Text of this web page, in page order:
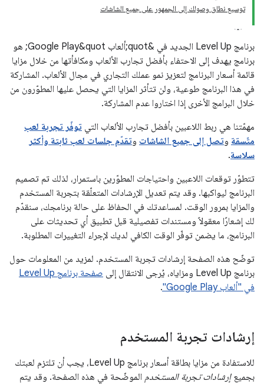
توسيع نطاق وصولك إلى الجمهور على جميع الشاشات
برنامج Level Up الجديد في &quot;ألعاب Google Play&quot; هو
برنامج يهدف إلى الاحتفاء بأفضل تجارب الألعاب ومكافأتها من خلال مزايا
قائمة أسعار البرنامج لتعزيز نمو عملك التجاري في مجال الألعاب. المشاركة
في هذا البرنامج طوعية، ولن تتأثر المزايا التي يحصل عليها المطوّرون من
خلال البرامج الأخرى إذا اختاروا عدم المشاركة.
مهمّتنا هي ربط اللاعبين بأفضل تجارب الألعاب التي توفّر تجربة لعب
متّسقة وتصل إلى جميع الشاشات وتقدّم جلسات لعب ثابتة وأكثر
سلاسة.
تتطوّر توقعات اللاعبين واحتياجات المطوّرين باستمرار، لذلك تم تصميم
البرنامج ليواكبها. وقد يتم تعديل الإرشادات المتعلّقة بتجربة المستخدم
والمزايا بمرور الوقت. لمساعدتك في الحفاظ على حالة برنامجك، سنقدّم
لك إشعارًا معقولاً ومستندات تفصيلية قبل تطبيق أي تحديثات على
البرنامج، ما يضمن توفّر الوقت الكافي لديك لإجراء التغييرات المطلوبة.
توضّح هذه الصفحة إرشادات تجربة المستخدم. لمزيد من المعلومات حول
برنامج Level Up ومزاياه، يُرجى الانتقال إلى
صفحة برنامج Level Up
في "ألعاب Google Play"
.
إرشادات تجربة المستخدم
للاستفادة من مزايا بطاقة أسعار برنامج Level Up، يجب أن تلتزم لعبتك
بجميعإرشادات تجربة المستخدم الموضّحة في هذه الصفحة. وقد يتم